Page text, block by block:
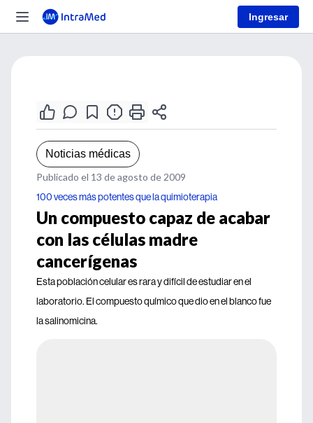
Ingresar
Noticias médicas
Publicado el 13 de agosto de 2009
100 veces más potentes que la quimioterapia
Un compuesto capaz de acabar
con las células madre
cancerígenas
Esta población celular es rara y difícil de estudiar en el
laboratorio. El compuesto químico que dio en el blanco fue
la salinomicina.